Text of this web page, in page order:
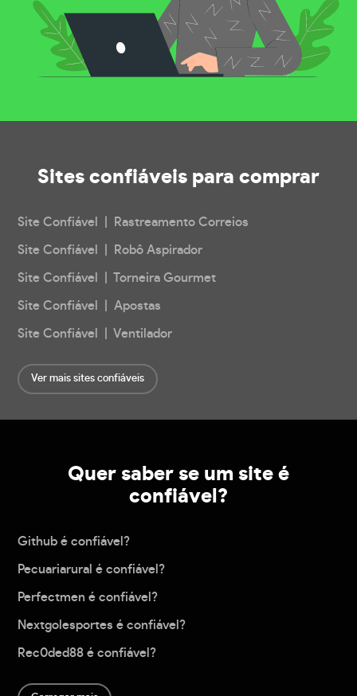
Sites confiáveis para comprar
Site Confiável | Rastreamento Correios
Site Confiável | Robô Aspirador
Site Confiável | Torneira Gourmet
Site Confiável | Apostas
Site Confiável | Ventilador
Ver mais sites confiáveis
Quer saber se um site é
confiável?
Github é confiável?
Pecuariarural é confiável?
Perfectmen é confiável?
Nextgolesportes é confiável?
Rec0ded88 é confiável?